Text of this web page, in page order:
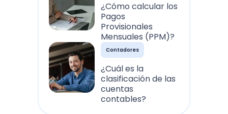
¿Cómo calcular los
Pagos
Provisionales
Mensuales (PPM)?
Contadores
¿Cuál es la
clasificación de las
cuentas
contables?